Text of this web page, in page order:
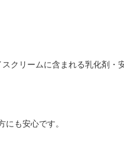
クリームに含まれる乳化剤・
も安心です。